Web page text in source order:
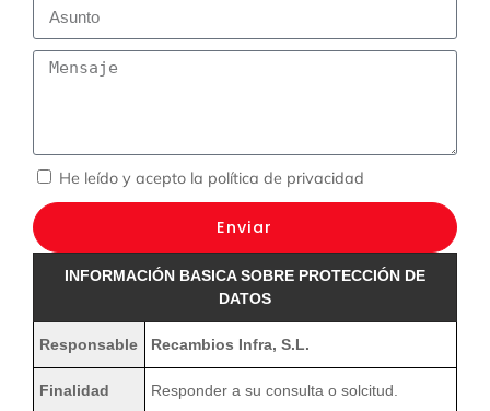
He leído y acepto la política de privacidad
Enviar
INFORMACIÓN BASICA SOBRE PROTECCIÓN DE
DATOS
Responsable Recambios Infra, S.L.
Finalidad Responder a su consulta o solcitud.